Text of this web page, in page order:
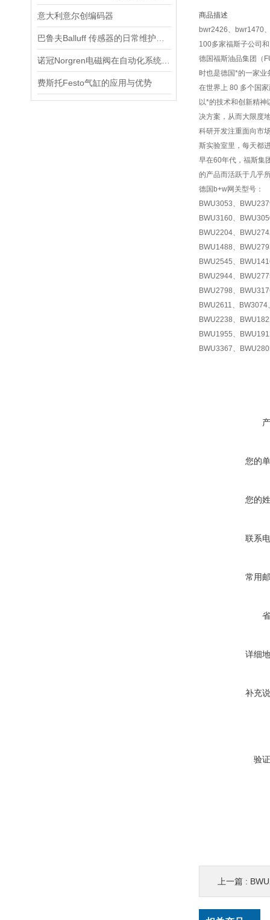
意大利意尔创编码器
费斯托Festo气缸的应用与优势
商品描述
bwr2426、bwr1470
100多家福斯子公司
德国福斯油品集团（
时也是德国*的一家
在世界上 80 多个国
以*的技术和创新精
决方案，从而大限度
科研开发注重面向市
斯实验室里，每天都
早在60年代，福斯集
的产品而活跃于几乎
德国b+w网关型号：
BWU3053、
BWU3160、
BWU2204、
BWU1488、
BWU2545、
BWU2944、
BWU2798、
BWU2611、
BWU2238、
BWU1955、
BWU3367、
您的
您的
联系
常用
详细
补充
验
上一篇 :